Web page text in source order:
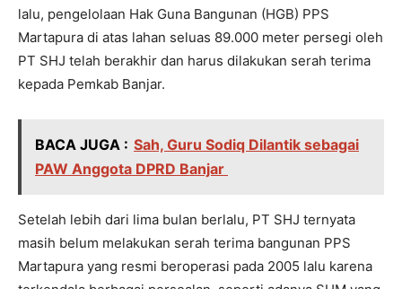
lalu, pengelolaan Hak Guna Bangunan (HGB) PPS
Martapura di atas lahan seluas 89.000 meter persegi oleh
PT SHJ telah berakhir dan harus dilakukan serah terima
kepada Pemkab Banjar.
BACA JUGA : Sah, Guru Sodiq Dilantik sebagai
PAW Anggota DPRD Banjar
Setelah lebih dari lima bulan berlalu, PT SHJ ternyata
masih belum melakukan serah terima bangunan PPS
Martapura yang resmi beroperasi pada 2005 lalu karena